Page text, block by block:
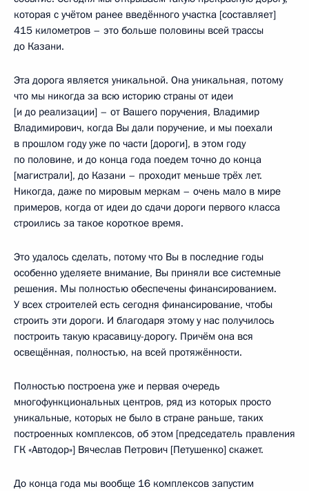
которая с учётом ранее введённого участка [составляет]
415 километров – это больше половины всей трассы
до Казани.
Эта дорога является уникальной. Она уникальная, потому
что мы никогда за всю историю страны от идеи
[и до реализации] – от Вашего поручения, Владимир
Владимирович, когда Вы дали поручение, и мы поехали
в прошлом году уже по части [дороги], в этом году
по половине, и до конца года поедем точно до конца
[магистрали], до Казани – проходит меньше трёх лет.
Никогда, даже по мировым меркам – очень мало в мире
примеров, когда от идеи до сдачи дороги первого класса
строились за такое короткое время.
Это удалось сделать, потому что Вы в последние годы
особенно уделяете внимание, Вы приняли все системные
решения. Мы полностью обеспечены финансированием.
У всех строителей есть сегодня финансирование, чтобы
строить эти дороги. И благодаря этому у нас получилось
построить такую красавицу-дорогу. Причём она вся
освещённая, полностью, на всей протяжённости.
Полностью построена уже и первая очередь
многофункциональных центров, ряд из которых просто
уникальные, которых не было в стране раньше, таких
построенных комплексов, об этом [председатель правления
ГК «Автодор»] Вячеслав Петрович [Петушенко] скажет.
До конца года мы вообще 16 комплексов запустим